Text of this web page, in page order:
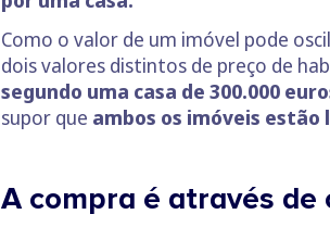
Como o valor de um imóvel pode
dois valores distintos de preço de
segundo uma casa de 300.000
supor que ambos os imóveis estão
A compra é através